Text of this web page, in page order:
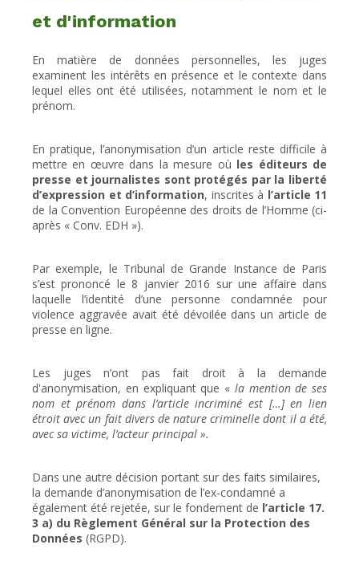
et d'information
En matière de données personnelles, les juges
examinent les intérêts en présence et le contexte dans
lequel elles ont été utilisées, notamment le nom et le
prénom.
En pratique, l’anonymisation d’un article reste difficile à
mettre en œuvre dans la mesure où les éditeurs de
presse et journalistes sont protégés par la liberté
d’expression et d’information, inscrites à l’article 11
de la Convention Européenne des droits de l’Homme (ci-
après « Conv. EDH »).
Par exemple, le Tribunal de Grande Instance de Paris
s’est prononcé le 8 janvier 2016 sur une affaire dans
laquelle l’identité d’une personne condamnée pour
violence aggravée avait été dévoilée dans un article de
presse en ligne.
Les juges n’ont pas fait droit à la demande
d'anonymisation, en expliquant que « la mention de ses
nom et prénom dans l’article incriminé est […] en lien
étroit avec un fait divers de nature criminelle dont il a été,
avec sa victime, l’acteur principal ».
Dans une autre décision portant sur des faits similaires,
la demande d’anonymisation de l’ex-condamné a
également été rejetée, sur le fondement de l’article 17.
3 a) du Règlement Général sur la Protection des
Données (RGPD).